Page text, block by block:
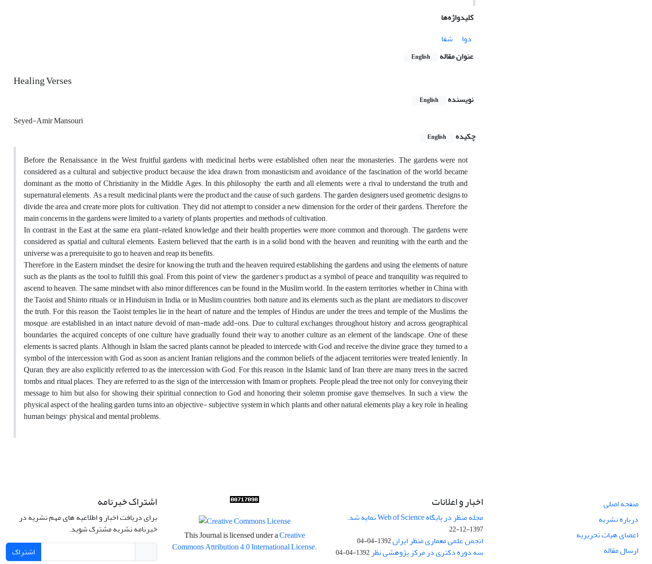
کلیدواژه‌ها
دوا
شفا
عنوان مقاله
English
Healing Verses
نویسنده English
Seyed-Amir Mansouri
چکیده
English
Before the Renaissance, in the West fruitful gardens with medicinal herbs were established often near the monasteries. The gardens were not
considered as a cultural and subjective product because the idea drawn from monasticism and avoidance of the fascination of the world became
dominant as the motto of Christianity in the Middle Ages. In this philosophy, the earth and all elements were a rival to understand the truth and
supernatural elements. As a result, medicinal plants were the product and the cause of such gardens. The garden designers used geometric designs to
divide the area and create more plots for cultivation. They did not attempt to consider a new dimension for the order of their gardens. Therefore, the
main concerns in the gardens were limited to a variety of plants, properties, and methods of cultivation.
In contrast, in the East at the same era, plant-related knowledge and their health properties were more common and thorough. The gardens were
considered as spatial and cultural elements. Eastern believed that the earth is in a solid bond with the heaven, and reuniting with the earth and the
universe was a prerequisite to go to heaven and reap its benefits.
Therefore, in the Eastern mindset, the desire for knowing the truth and the heaven required establishing the gardens and using the elements of nature
such as the plants as the tool to fulfill this goal. From this point of view, the gardener's product as a symbol of peace and tranquility was required to
ascend to heaven. The same mindset with also minor differences can be found in the Muslim world. In the eastern territories, whether in China with
the Taoist and Shinto rituals, or in Hinduism in India, or in Muslim countries, both nature and its elements, such as the plant, are mediators to discover
the truth. For this reason, the Taoist temples lie in the heart of nature and the temples of Hindus are under the trees and temple of the Muslims, the
mosque, are established in an intact nature devoid of man-made add-ons. Due to cultural exchanges throughout history and across geographical
boundaries, the acquired concepts of one culture have gradually found their way to another culture as an element of the landscape. One of these
elements is sacred plants. Although in Islam the sacred plants cannot be pleaded to intercede with God and receive the divine grace, they turned to a
symbol of the intercession with God as soon as ancient Iranian religions and the common beliefs of the adjacent territories were treated leniently. In
Quran, they are also explicitly referred to as the intercession with God. For this reason, in the Islamic land of Iran, there are many trees in the sacred
tombs and ritual places. They are referred to as the sign of the intercession with Imam or prophets. People plead the tree not only for conveying their
message to him but also for showing their spiritual connection to God and honoring their solemn promise gave themselves. In such a view, the
physical aspect of the healing garden turns into an objective- subjective system in which plants and other natural elements play a key role in healing
human beings’ physical and mental problems.
صفحه اصلی
درباره نشریه
اعضای هیات تحریریه
ارسال مقاله
اخبار و اعلانات
مجله منظر در پایگاه Web of Science نمایه شد.
1397-12-22
انجمن علمی معماری منظر ایران1392-04-04
سه دوره دکتری در مرکز پژوهشی نظر 1392-04-04
This Journal is licensed under aCreative
Commons Attribution 4.0 International License.
اشتراک خبرنامه
برای دریافت اخبار و اطلاعیه های مهم نشریه در
خبرنامه نشریه مشترک شوید.
اشتراک